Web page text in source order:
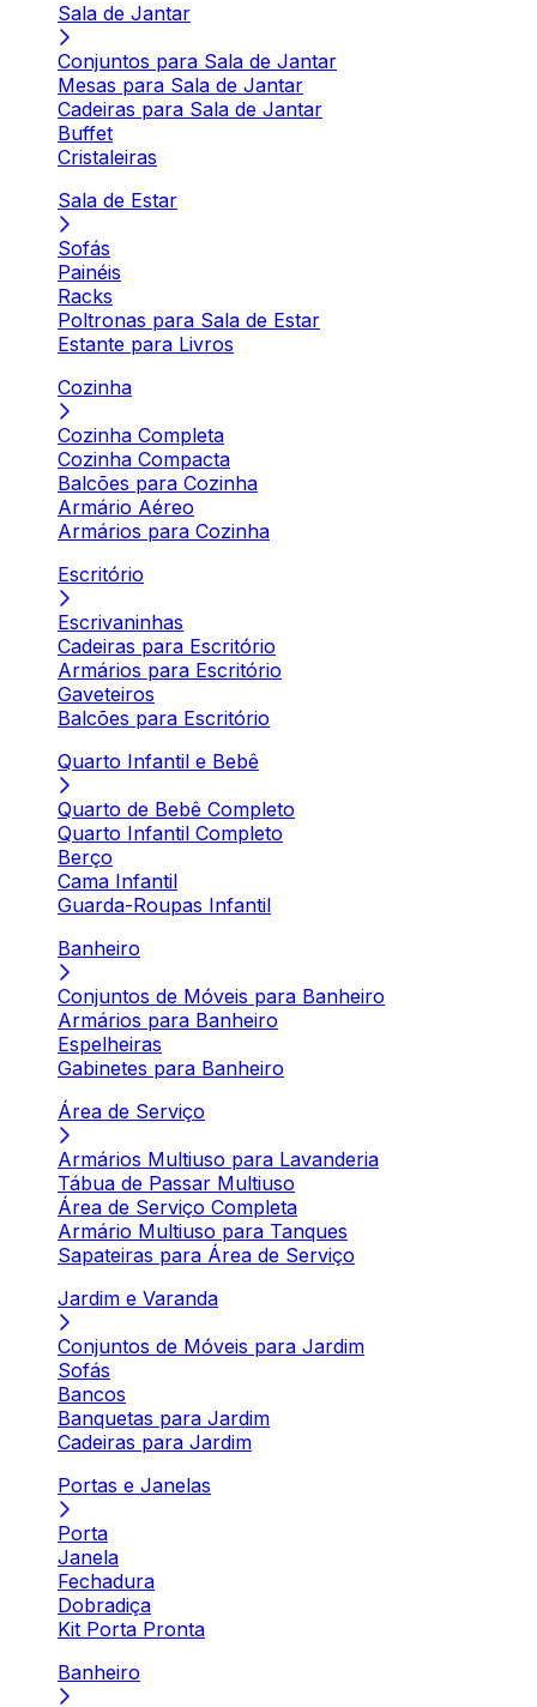
Sala de Jantar
Conjuntos para Sala de Jantar
Mesas para Sala de Jantar
Cadeiras para Sala de Jantar
Buffet
Cristaleiras
Sala de Estar
Sofás
Painéis
Racks
Poltronas para Sala de Estar
Estante para Livros
Cozinha
Cozinha Completa
Cozinha Compacta
Balcões para Cozinha
Armário Aéreo
Armários para Cozinha
Escritório
Escrivaninhas
Cadeiras para Escritório
Armários para Escritório
Gaveteiros
Balcões para Escritório
Quarto Infantil e Bebê
Quarto de Bebê Completo
Quarto Infantil Completo
Berço
Cama Infantil
Guarda-Roupas Infantil
Banheiro
Conjuntos de Móveis para Banheiro
Armários para Banheiro
Espelheiras
Gabinetes para Banheiro
Área de Serviço
Armários Multiuso para Lavanderia
Tábua de Passar Multiuso
Área de Serviço Completa
Armário Multiuso para Tanques
Sapateiras para Área de Serviço
Jardim e Varanda
Conjuntos de Móveis para Jardim
Sofás
Bancos
Banquetas para Jardim
Cadeiras para Jardim
Portas e Janelas
Porta
Janela
Fechadura
Dobradiça
Kit Porta Pronta
Banheiro